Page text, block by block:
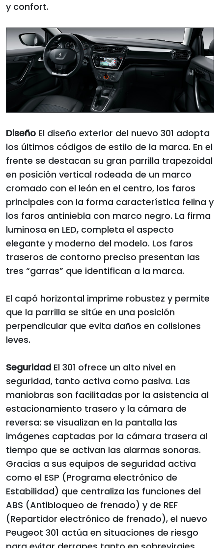
y confort.
Diseño El diseño exterior del nuevo 301 adopta
los últimos códigos de estilo de la marca. En el
frente se destacan su gran parrilla trapezoidal
en posición vertical rodeada de un marco
cromado con el león en el centro, los faros
principales con la forma característica felina y
los faros antiniebla con marco negro. La firma
luminosa en LED, completa el aspecto
elegante y moderno del modelo. Los faros
traseros de contorno preciso presentan las
tres “garras” que identifican a la marca.
El capó horizontal imprime robustez y permite
que la parrilla se sitúe en una posición
perpendicular que evita daños en colisiones
leves.
Seguridad El 301 ofrece un alto nivel en
seguridad, tanto activa como pasiva. Las
maniobras son facilitadas por la asistencia al
estacionamiento trasero y la cámara de
reversa: se visualizan en la pantalla las
imágenes captadas por la cámara trasera al
tiempo que se activan las alarmas sonoras.
Gracias a sus equipos de seguridad activa
como el ESP (Programa electrónico de
Estabilidad) que centraliza las funciones del
ABS (Antibloqueo de frenado) y de REF
(Repartidor electrónico de frenado), el nuevo
Peugeot 301 actúa en situaciones de riesgo